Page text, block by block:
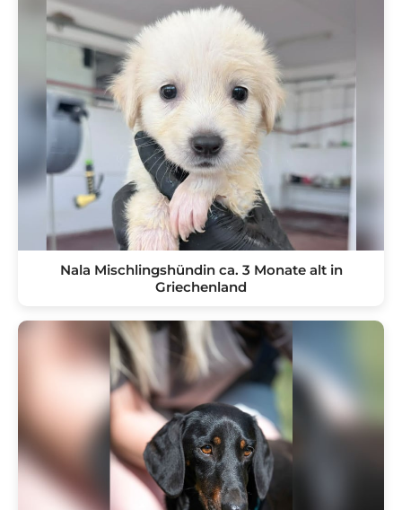
Nala Mischlingshündin ca. 3 Monate alt in
Griechenland